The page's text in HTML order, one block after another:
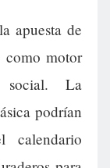
apuesta de
motor
social. La
podrían
calendario